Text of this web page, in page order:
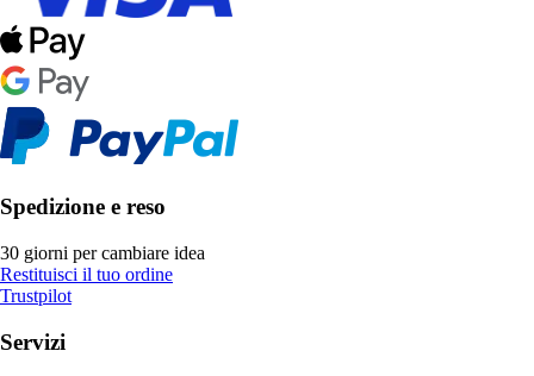
Spedizione e reso
30 giorni per cambiare idea
Restituisci il tuo ordine
Trustpilot
Servizi